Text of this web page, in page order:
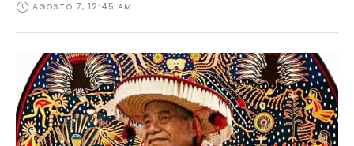
AGOSTO 7, 12:45 AM